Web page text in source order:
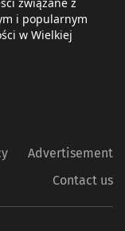
i popularnym
w Wielkiej
Advertisement
Contact us